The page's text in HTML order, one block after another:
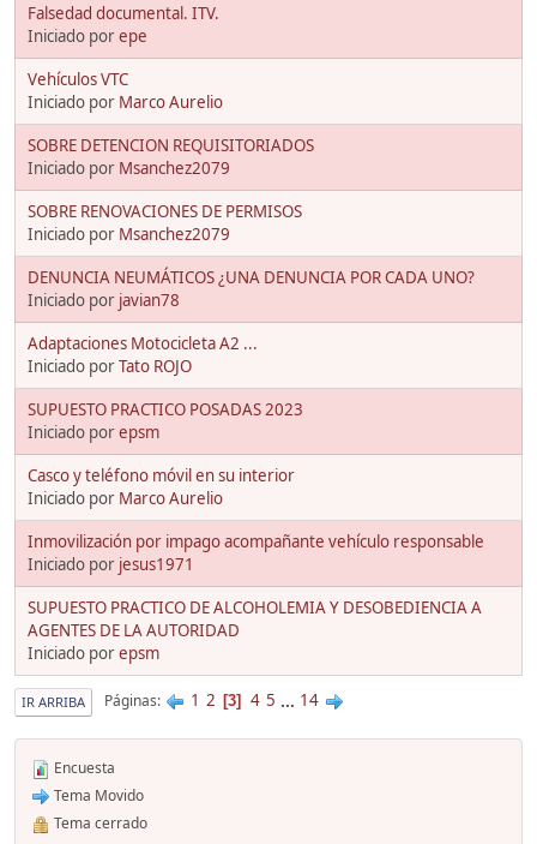
Falsedad documental. ITV.
Iniciado porepe
Vehículos VTC
Iniciado por Marco Aurelio
SOBRE DETENCION REQUISITORIADOS
Iniciado por Msanchez2079
SOBRE RENOVACIONES DE PERMISOS
Iniciado por Msanchez2079
DENUNCIA NEUMÁTICOS ¿UNA DENUNCIA POR CADA UNO?
Iniciado por javian78
Adaptaciones Motocicleta A2 ...
Iniciado porTato ROJO
SUPUESTO PRACTICO POSADAS 2023
Iniciado porepsm
Casco y teléfono móvil en su interior
Iniciado por Marco Aurelio
Inmovilización por impago acompañante vehículo responsable
Iniciado por jesus1971
SUPUESTO PRACTICO DE ALCOHOLEMIA Y DESOBEDIENCIA A
AGENTES DE LA AUTORIDAD
Iniciado porepsm
IR ARRIBA Páginas 1 2 3 4 5 ... 14
Encuesta
Tema Movido
Tema cerrado